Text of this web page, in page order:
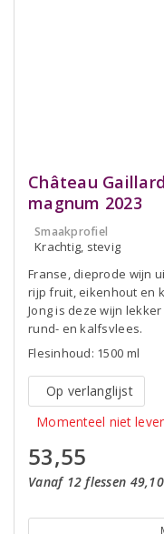
Château
magnum 2023
Smaakprofiel
Krachtig, stevig
Franse, dieprode wijn
rijp fruit, eikenhout en
Jong is deze wijn
rund- en kalfsvlees.
Flesinhoud: 1500 ml
Op verlanglijst
Momenteel niet
53,55
Vanaf 12 flessen